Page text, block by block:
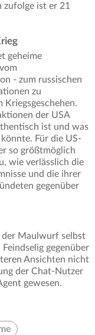
zufolge ist er 21
geheime
- zum russischen
zu
Kriegsgeschehen.
der USA
ist und was
Für die US-
so größtmöglich
wie verlässlich die
und die ihrer
gegenüber
Maulwurf selbst
gegenüber
Ansichten nicht
der Chat-Nutzer
gewesen.